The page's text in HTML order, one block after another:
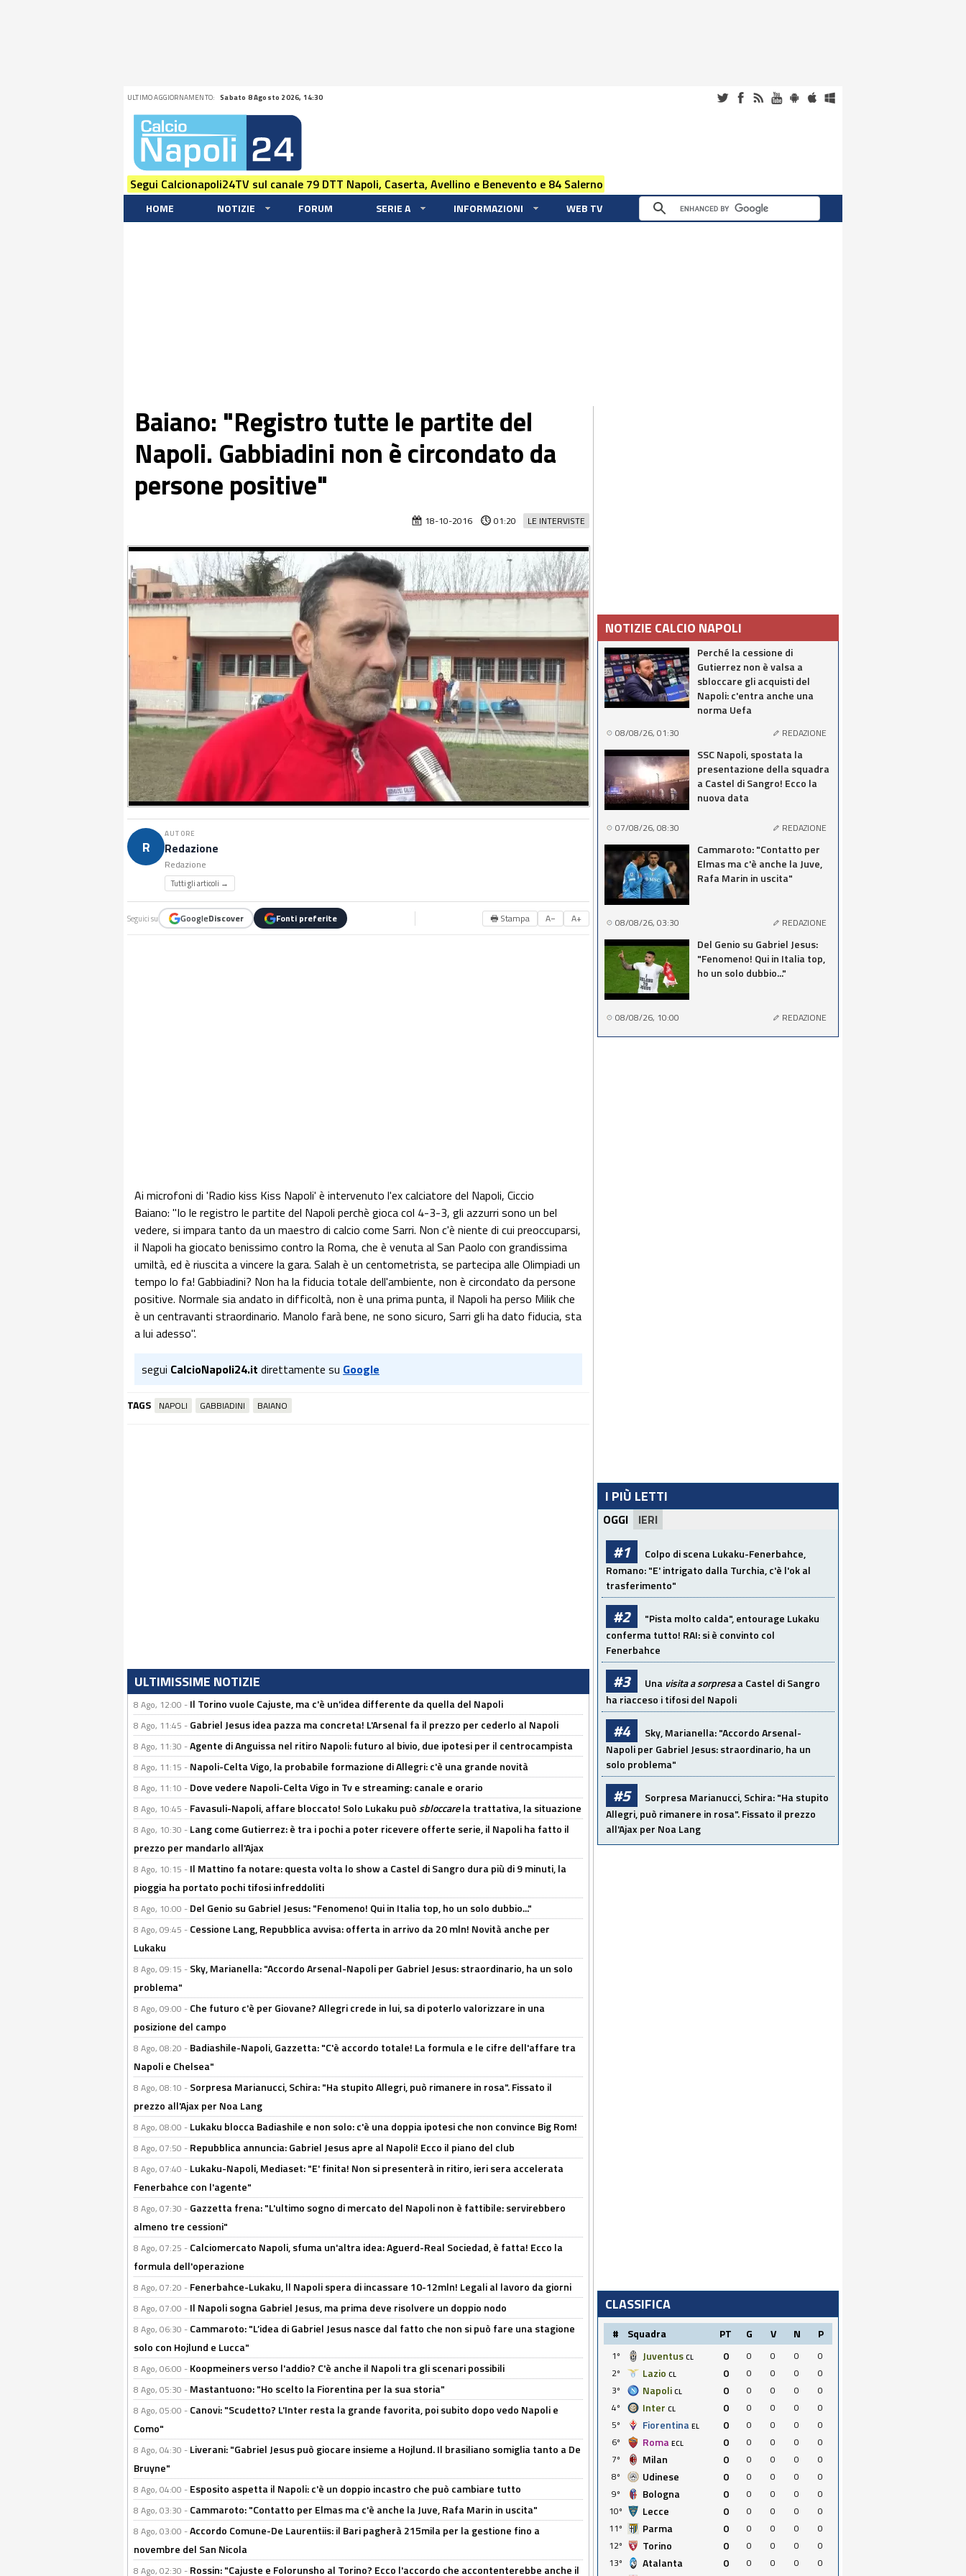
ULTIMO AGGIORNAMENTO: Sabato 8 Agosto 2026, 14:30
Segui Calcionapoli24TV sul canale 79 DTT Napoli, Caserta, Avellino e Benevento e 84 Salerno
HOME NOTIZIE FORUM SERIE A INFORMAZIONI WEB TV
Baiano: "Registro tutte le partite del
Napoli. Gabbiadini non è circondato da
persone positive"
LE INTERVISTE
18-10-2016 01:20
R
AUTORE
Redazione
Redazione
Tutti gli articoli →
Seguici su GoogleDiscover Fonti preferite 🖶 Stampa A− A+
Ai microfoni di 'Radio kiss Kiss Napoli' è intervenuto l'ex calciatore del Napoli, Ciccio
Baiano: "Io le registro le partite del Napoli perchè gioca col 4-3-3, gli azzurri sono un bel
vedere, si impara tanto da un maestro di calcio come Sarri. Non c'è niente di cui preoccuparsi,
il Napoli ha giocato benissimo contro la Roma, che è venuta al San Paolo con grandissima
umiltà, ed è riuscita a vincere la gara. Salah è un centometrista, se partecipa alle Olimpiadi un
tempo lo fa! Gabbiadini? Non ha la fiducia totale dell'ambiente, non è circondato da persone
positive. Normale sia andato in difficoltà, non è una prima punta, il Napoli ha perso Milik che
è un centravanti straordinario. Manolo farà bene, ne sono sicuro, Sarri gli ha dato fiducia, sta
a lui adesso".
segui CalcioNapoli24.it direttamente su Google
TAGS NAPOLI GABBIADINI BAIANO
ULTIMISSIME NOTIZIE
8 Ago, 12:00 - Il Torino vuole Cajuste, ma c'è un'idea differente da quella del Napoli
8 Ago, 11:45 - Gabriel Jesus idea pazza ma concreta! L'Arsenal fa il prezzo per cederlo al Napoli
8 Ago, 11:30 -Agente di Anguissa nel ritiro Napoli: futuro al bivio, due ipotesi per il centrocampista
8 Ago, 11:15 - Napoli-Celta Vigo, la probabile formazione di Allegri: c'è una grande novità
8 Ago, 11:10 - Dove vedere Napoli-Celta Vigo in Tv e streaming: canale e orario
8 Ago, 10:45 - Favasuli-Napoli, affare bloccato! Solo Lukaku puòsbloccarela trattativa, la situazione
8 Ago, 10:30 - Lang come Gutierrez: è tra i pochi a poter ricevere offerte serie, il Napoli ha fatto il
prezzo per mandarlo all'Ajax
8 Ago, 10:15 - Il Mattino fa notare: questa volta lo show a Castel di Sangro dura più di 9 minuti, la
pioggia ha portato pochi tifosi infreddoliti
8 Ago, 10:00 - Del Genio su Gabriel Jesus: "Fenomeno! Qui in Italia top, ho un solo dubbio..."
8 Ago, 09:45 - Cessione Lang, Repubblica avvisa: offerta in arrivo da 20 mln! Novità anche per
Lukaku
8 Ago, 09:15 - Sky, Marianella: "Accordo Arsenal-Napoli per Gabriel Jesus: straordinario, ha un solo
problema"
8 Ago, 09:00 - Che futuro c'è per Giovane? Allegri crede in lui, sa di poterlo valorizzare in una
posizione del campo
8 Ago, 08:20 - Badiashile-Napoli, Gazzetta: "C'è accordo totale! La formula e le cifre dell'affare tra
Napoli e Chelsea"
8 Ago, 08:10 - Sorpresa Marianucci, Schira: "Ha stupito Allegri, può rimanere in rosa". Fissato il
prezzo all'Ajax per Noa Lang
8 Ago, 08:00 - Lukaku blocca Badiashile e non solo: c'è una doppia ipotesi che non convince Big Rom!
8 Ago, 07:50 - Repubblica annuncia: Gabriel Jesus apre al Napoli! Ecco il piano del club
8 Ago, 07:40 - Lukaku-Napoli, Mediaset: "E' finita! Non si presenterà in ritiro, ieri sera accelerata
Fenerbahce con l'agente"
8 Ago, 07:30 - Gazzetta frena: "L'ultimo sogno di mercato del Napoli non è fattibile: servirebbero
almeno tre cessioni"
8 Ago, 07:25 - Calciomercato Napoli, sfuma un'altra idea: Aguerd-Real Sociedad, è fatta! Ecco la
formula dell'operazione
8 Ago, 07:20 - Fenerbahce-Lukaku, ll Napoli spera di incassare 10-12mln! Legali al lavoro da giorni
8 Ago, 07:00 - Il Napoli sogna Gabriel Jesus, ma prima deve risolvere un doppio nodo
8 Ago, 06:30 - Cammaroto: "L’idea di Gabriel Jesus nasce dal fatto che non si può fare una stagione
solo con Hojlund e Lucca"
8 Ago, 06:00 - Koopmeiners verso l'addio? C'è anche il Napoli tra gli scenari possibili
8 Ago, 05:30 - Mastantuono: "Ho scelto la Fiorentina per la sua storia"
8 Ago, 05:00 - Canovi: "Scudetto? L'Inter resta la grande favorita, poi subito dopo vedo Napoli e
Como"
8 Ago, 04:30 - Liverani: "Gabriel Jesus può giocare insieme a Hojlund. Il brasiliano somiglia tanto a De
Bruyne"
8 Ago, 04:00 - Esposito aspetta il Napoli: c'è un doppio incastro che può cambiare tutto
8 Ago, 03:30 - Cammaroto: "Contatto per Elmas ma c'è anche la Juve, Rafa Marin in uscita"
8 Ago, 03:00 -Accordo Comune-De Laurentiis: il Bari pagherà 215mila per la gestione fino a
novembre del San Nicola
8 Ago, 02:30 - Rossin: "Cajuste e Folorunsho al Torino? Ecco l'accordo che accontenterebbe anche il
NOTIZIE CALCIO NAPOLI
Perché la cessione di
Gutierrez non è valsa a
sbloccare gli acquisti del
Napoli: c'entra anche una
norma Uefa
08/08/26, 01:30 REDAZIONE
SSC Napoli, spostata la
presentazione della squadra
a Castel di Sangro! Ecco la
nuova data
07/08/26, 08:30 REDAZIONE
Cammaroto: "Contatto per
Elmas ma c'è anche la Juve,
Rafa Marin in uscita"
08/08/26, 03:30 REDAZIONE
Del Genio su Gabriel Jesus:
"Fenomeno! Qui in Italia top,
ho un solo dubbio..."
08/08/26, 10:00 REDAZIONE
I PIÙ LETTI
OGGI IERI
#1
Colpo di scena Lukaku-Fenerbahce,
Romano: "E' intrigato dalla Turchia, c'è l'ok al
trasferimento"
#2
"Pista molto calda", entourage Lukaku
conferma tutto! RAI: si è convinto col
Fenerbahce
#3 Una visita a sorpresaa Castel di Sangro
ha riacceso i tifosi del Napoli
#4
Sky, Marianella: "Accordo Arsenal-
Napoli per Gabriel Jesus: straordinario, ha un
solo problema"
#5
Sorpresa Marianucci, Schira: "Ha stupito
Allegri, può rimanere in rosa". Fissato il prezzo
all'Ajax per Noa Lang
CLASSIFICA
# Squadra PT G V N P
1º Juventus CL 0 0 0 0
0
2º
Lazio CL 0 0 0 0
0
3º
Napoli CL 0 0 0 0
0
4º
Inter CL 0 0 0 0
0
5º
Fiorentina EL 0 0 0 0
0
6º
Roma ECL 0 0 0 0
0
7º
Milan 0 0 0 0
0
8º
Udinese 0 0 0 0
0
9º
Bologna 0 0 0 0
0
10º
Lecce 0 0 0 0
0
11º
Parma 0 0 0 0
0
12º
Torino 0 0 0 0
0
13º
Atalanta 0 0 0 0
0